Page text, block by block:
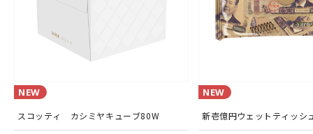
NEW
スコッティ カシミヤキューブ80W
NEW
新壱億円ウェットティッシ